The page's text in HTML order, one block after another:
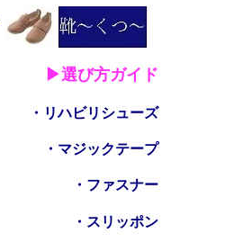
▶選び方ガイド
・リハビリシューズ
・マジックテープ
・ファスナー
・スリッポン